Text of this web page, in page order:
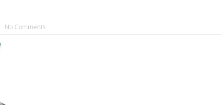
No Comments